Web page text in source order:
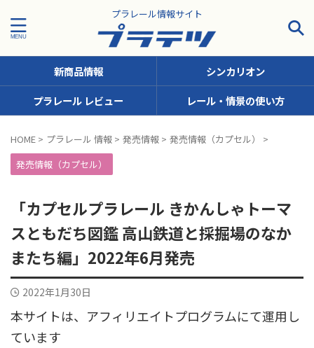
プラレール情報サイト
タグで探す！
JR九州
JR北海道
MODEROID OTシリーズ（おしゃべりトーマス）
SCシリーズ（キャラクターラッピング）
Sシリーズ（ナンバリングシリーズ）
きかんしゃトーマス
アニメシンカリオンあらすじ
新商品情報
シンカリオン
プラレール レビュー
レール・情景の使い方
HOME > プラレール 情報 > 発売情報 > 発売情報（カプセル）
>
発売情報（カプセル）
「カプセルプラレール きかんしゃトーマ
スともだち図鑑 高山鉄道と採掘場のなか
またち編」2022年6月発売
2022年1月30日
本サイトは、アフィリエイトプログラムにて運用し
ています